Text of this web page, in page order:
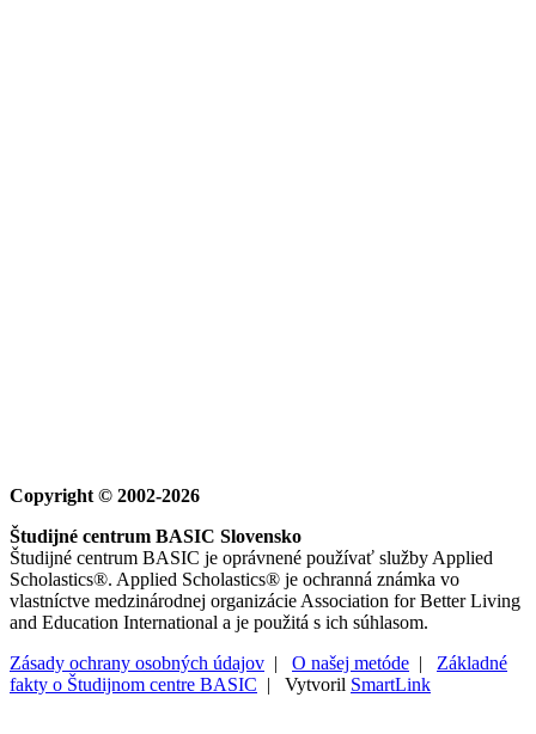
Copyright © 2002-2026
Študijné centrum BASIC Slovensko
Študijné centrum BASIC je oprávnené používať služby Applied
Scholastics®. Applied Scholastics® je ochranná známka vo
vlastníctve medzinárodnej organizácie Association for Better Living
and Education International a je použitá s ich súhlasom.
Zásady ochrany osobných údajov | O našej metóde | Základné
fakty o Študijnom centre BASIC | Vytvoril SmartLink